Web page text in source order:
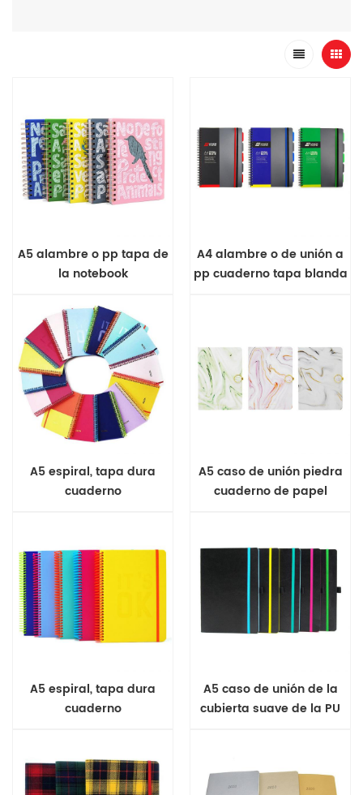
A5 alambre o pp tapa de
la notebook
A4 alambre o de unión a
pp cuaderno tapa blanda
A5 espiral, tapa dura
cuaderno
A5 caso de unión piedra
cuaderno de papel
A5 espiral, tapa dura
cuaderno
A5 caso de unión de la
cubierta suave de la PU